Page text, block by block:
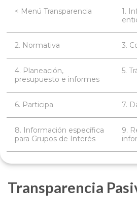
< Menú Transparencia
1.
2. Normativa 3.
4. Planeación,
presupuesto e informes
5.
6. Participa 7.
8. Información específica
para Grupos de Interés
9.
Transparencia